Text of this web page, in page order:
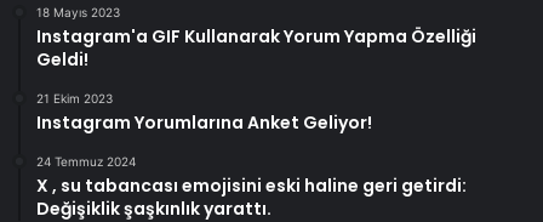
18 Mayıs 2023
Instagram'a GIF Kullanarak Yorum Yapma Özelliği
Geldi!
21 Ekim 2023
Instagram Yorumlarına Anket Geliyor!
24 Temmuz 2024
X , su tabancası emojisini eski haline geri getirdi:
Değişiklik şaşkınlık yarattı.